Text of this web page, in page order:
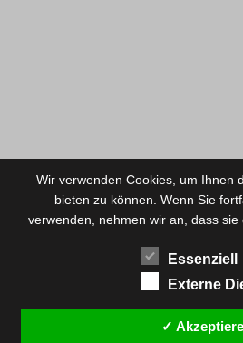
Wir verwenden Cookies, um Ihnen
bieten zu können. Wenn Sie
verwenden, nehmen wir an, dass
Essenziell
Externe
✓